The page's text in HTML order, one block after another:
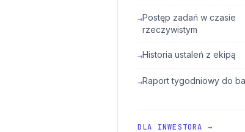
→Postęp zadań w czasie
rzeczywistym
→Historia ustaleń z ekipą
→Raport tygodniowy do
DLA INWESTORA →